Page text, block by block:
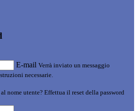
E-mail Verrà inviato un messaggio
necessarie.
nome utente? Effettua il reset della password